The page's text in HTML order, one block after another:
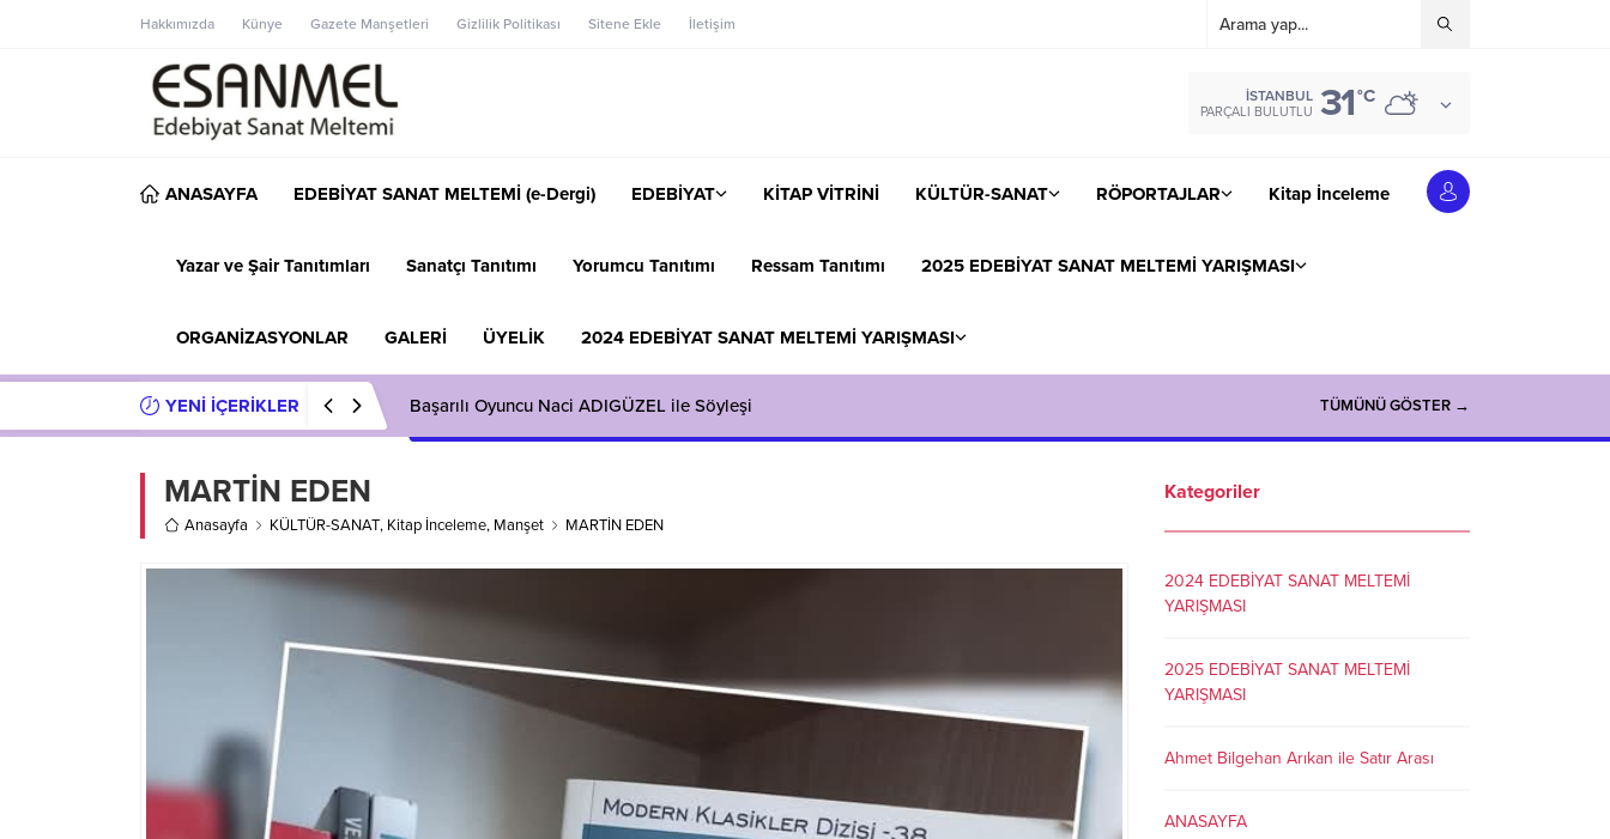
Hakkımızda Künye Gazete Manşetleri Gizlilik Politikası Sitene Ekle İletişim
İSTANBUL
PARÇALI BULUTLU 31°C
ANASAYFA EDEBİYAT SANAT MELTEMİ (e-Dergi) EDEBİYAT KİTAP VİTRİNİ KÜLTÜR-SANAT RÖPORTAJLAR Kitap İnceleme
Yazar ve Şair Tanıtımları Sanatçı Tanıtımı Yorumcu Tanıtımı Ressam Tanıtımı 2025 EDEBİYAT SANAT MELTEMİ YARIŞMASI
ORGANİZASYONLAR GALERİ ÜYELİK 2024 EDEBİYAT SANAT MELTEMİ YARIŞMASI
YENİ İÇERİKLER Başarılı Oyuncu Naci ADIGÜZEL ile Söyleşi TÜMÜNÜ GÖSTER →
MARTİN EDEN
Anasayfa KÜLTÜR-SANAT, Kitap İnceleme, Manşet MARTİN EDEN
Kategoriler
2024 EDEBİYAT SANAT MELTEMİ
YARIŞMASI
2025 EDEBİYAT SANAT MELTEMİ
YARIŞMASI
Ahmet Bilgehan Arıkan ile Satır Arası
ANASAYFA